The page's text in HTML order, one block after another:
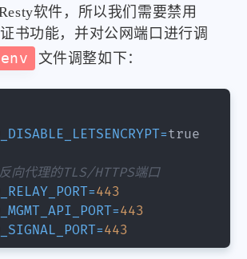
软件，所以我们需要禁用
书功能，并对公网端口进行调
文件调整如下：
=true
向代理的TLS/HTTPS端口
=443
=443
=443